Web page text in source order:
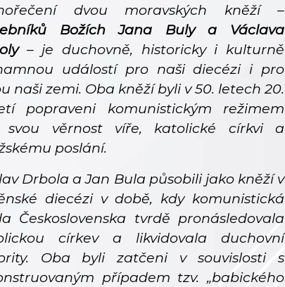
dvou moravských kněží –
Božích Jana Buly a Václava
– je duchovně, historicky i kulturně
událostí pro naši diecézi i pro
naši zemi. Oba kněží byli v 50. letech 20.
popraveni komunistickým režimem
svou věrnost víře, katolické církvi a
poslání.
Drbola a Jan Bula působili jako kněží v
diecézi v době, kdy komunistická
Československa tvrdě pronásledovala
církev a likvidovala duchovní
Oba byli zatčeni v souvislosti s
případem tzv. „babického